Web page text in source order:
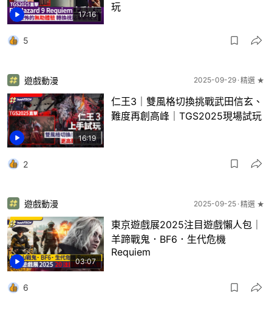
17:16
玩
5
16:19
遊戲動漫 2025-09-29 精選 ★
仁王3｜雙風格切換挑戰武田信玄、
難度再創高峰｜TGS2025現場試玩
2
03:07
遊戲動漫 2025-09-25 精選 ★
東京遊戲展2025注目遊戲懶人包｜
羊蹄戰鬼．BF6．生代危機
Requiem
6